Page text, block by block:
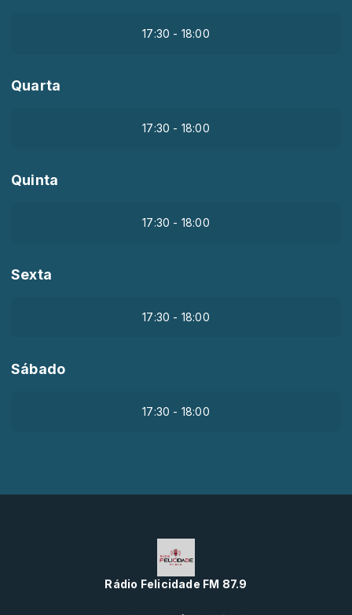
17:30 - 18:00
Quarta
17:30 - 18:00
Quinta
17:30 - 18:00
Sexta
17:30 - 18:00
Sábado
17:30 - 18:00
Rádio Felicidade FM 87.9